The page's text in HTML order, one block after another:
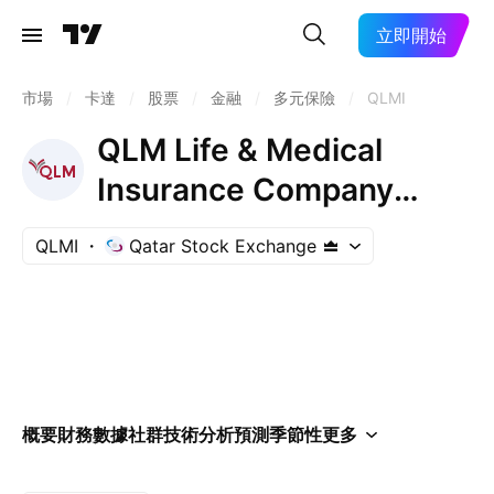
立即開始
市場 卡達 股票 金融 多元保險 QLMI
QLM Life & Medical
Insurance Company
QPSC
QLMI Qatar Stock Exchange
概要財務數據社群技術分析預測季節性更多